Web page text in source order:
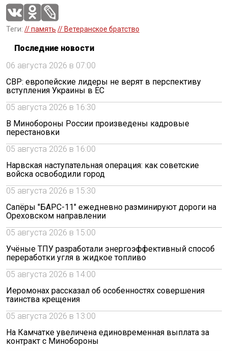
Теги: // память // Ветеранское братство
Последние новости
06 августа 2026 в 07:00
СВР: европейские лидеры не верят в перспективу
вступления Украины в ЕС
05 августа 2026 в 16:30
В Минобороны России произведены кадровые
перестановки
05 августа 2026 в 16:00
Нарвская наступательная операция: как советские
войска освободили город
05 августа 2026 в 15:30
Сапёры "БАРС-11" ежедневно разминируют дороги на
Ореховском направлении
05 августа 2026 в 15:00
Учёные ТПУ разработали энергоэффективный способ
переработки угля в жидкое топливо
05 августа 2026 в 14:00
Иеромонах рассказал об особенностях совершения
таинства крещения
05 августа 2026 в 13:00
На Камчатке увеличена единовременная выплата за
контракт с Минобороны